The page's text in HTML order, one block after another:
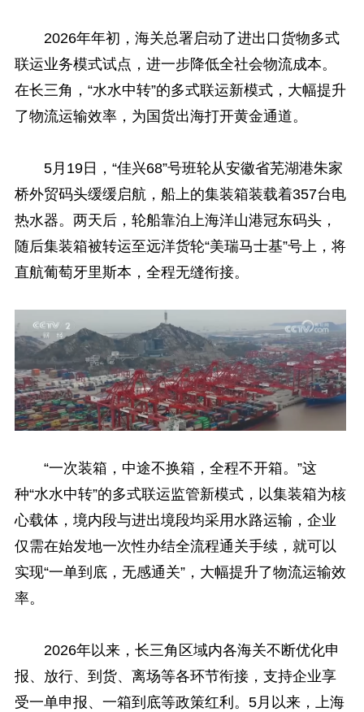
2026年年初，海关总署启动了进出口货物多式
联运业务模式试点，进一步降低全社会物流成本。
在长三角，“水水中转”的多式联运新模式，大幅提升
了物流运输效率，为国货出海打开黄金通道。
5月19日，“佳兴68”号班轮从安徽省芜湖港朱家
桥外贸码头缓缓启航，船上的集装箱装载着357台电
热水器。两天后，轮船靠泊上海洋山港冠东码头，
随后集装箱被转运至远洋货轮“美瑞马士基”号上，将
直航葡萄牙里斯本，全程无缝衔接。
“一次装箱，中途不换箱，全程不开箱。”这
种“水水中转”的多式联运监管新模式，以集装箱为核
心载体，境内段与进出境段均采用水路运输，企业
仅需在始发地一次性办结全流程通关手续，就可以
实现“一单到底，无感通关”，大幅提升了物流运输效
率。
2026年以来，长三角区域内各海关不断优化申
报、放行、到货、离场等各环节衔接，支持企业享
受一单申报、一箱到底等政策红利。5月以来，上海